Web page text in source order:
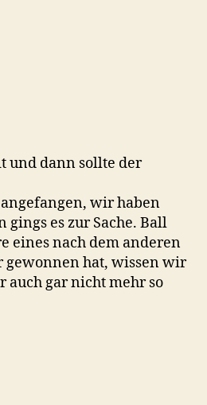
und dann sollte der
wir haben
es zur Sache. Ball
eines nach dem anderen
gewonnen hat, wissen wir
auch gar nicht mehr so